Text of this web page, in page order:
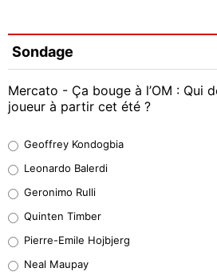
Sondage
Mercato - Ça bouge à l’OM : Qui
joueur à partir cet été ?
38%
32%
5%
Geoffrey Kondogbia
Leonardo Balerdi
Geronimo Rulli
Quinten Timber
Pierre-Emile Hojbjerg
Neal Maupay